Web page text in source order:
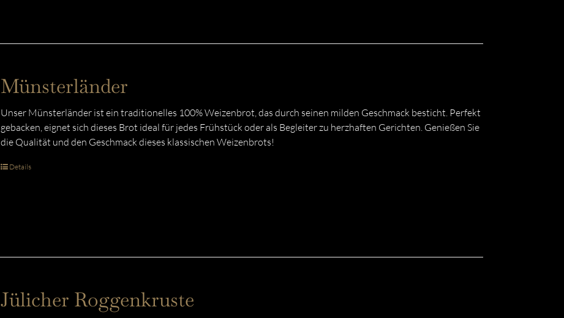
Münsterländer
Unser Münsterländer ist ein traditionelles 100% Weizenbrot, das durch seinen milden Geschmack besticht. Perfekt
gebacken, eignet sich dieses Brot ideal für jedes Frühstück oder als Begleiter zu herzhaften Gerichten. Genießen Sie
die Qualität und den Geschmack dieses klassischen Weizenbrots!
Details
Jülicher Roggenkruste